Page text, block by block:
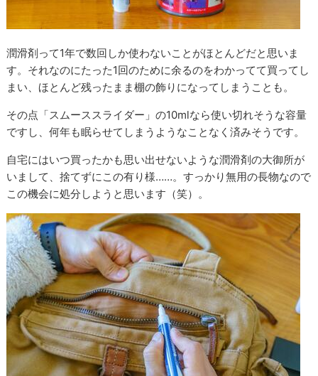
潤滑剤って1年で数回しか使わないことがほとんどだと思いま
す。それなのにたった1回のために余るのをわかってて買ってし
まい、ほとんど残ったまま棚の飾りになってしまうことも。
その点「スムーススライダー」の10mlなら使い切れそうな容量
ですし、何年も眠らせてしまうようなことなく済みそうです。
自宅にはいつ買ったかも思い出せないような潤滑剤の大御所が
いまして、捨てずにこの有り様……。すっかり無用の長物なので
この機会に処分しようと思います（笑）。